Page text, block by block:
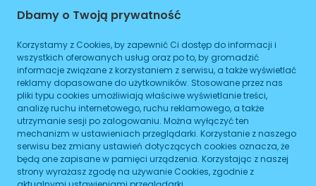
Czynne
Planowane zamknięcie 16:00
WIĘCEJ
Dojazd
Tramwaj
Brak podanych linii
Autobus
Brak podanych linii
Dbamy o Twoją prywatność
Korzystamy z Cookies, by zapewnić Ci dostęp do informacji i
wszystkich oferowanych usług oraz po to, by gromadzić
informacje związane z korzystaniem z serwisu, a także wyświetlać
reklamy dopasowane do użytkowników. Stosowane przez nas
pliki typu cookies umożliwiają właściwe wyświetlanie treści,
analizę ruchu internetowego, ruchu reklamowego, a także
utrzymanie sesji po zalogowaniu. Można wyłączyć ten
mechanizm w ustawieniach przeglądarki. Korzystanie z naszego
serwisu bez zmiany ustawień dotyczących cookies oznacza, że
będą one zapisane w pamięci urządzenia. Korzystając z naszej
strony wyrażasz zgodę na używanie Cookies, zgodnie z